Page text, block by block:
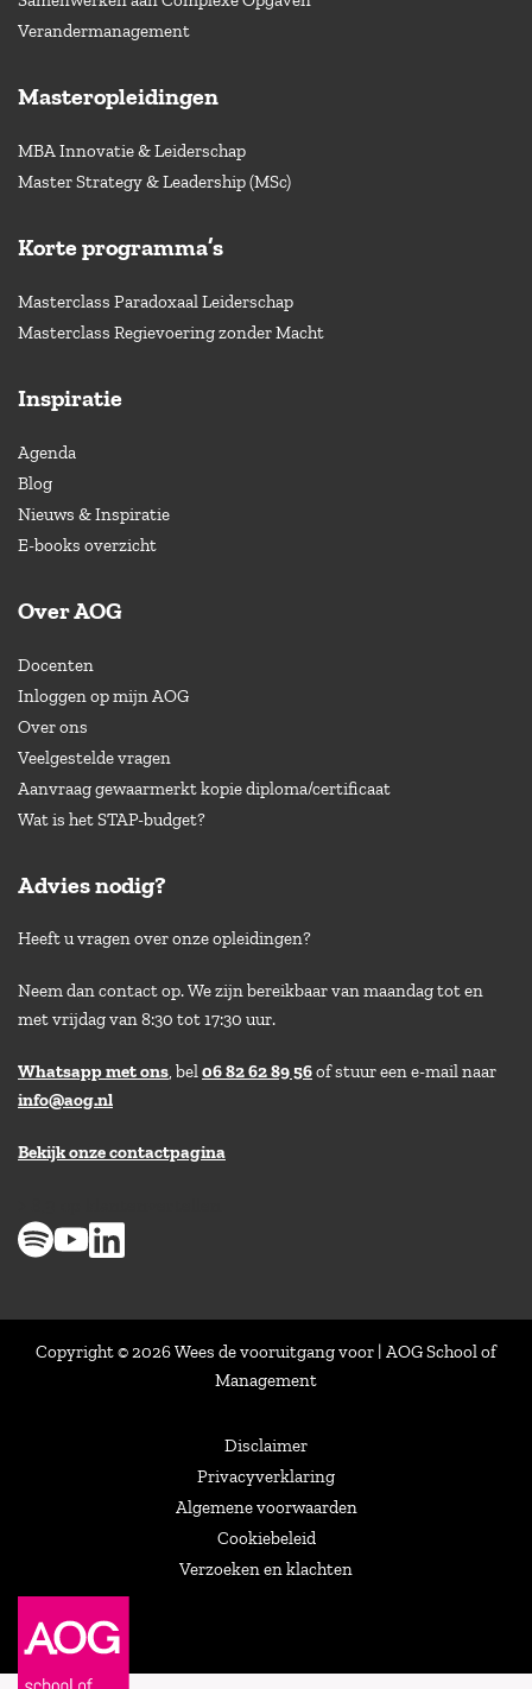
Verandermanagement
Masteropleidingen
MBA Innovatie & Leiderschap
Master Strategy & Leadership (MSc)
Korte programma’s
Masterclass Paradoxaal Leiderschap
Masterclass Regievoering zonder Macht
Inspiratie
Agenda
Blog
Nieuws & Inspiratie
E-books overzicht
Over AOG
Docenten
Inloggen op mijn AOG
Over ons
Veelgestelde vragen
Aanvraag gewaarmerkt kopie diploma/certificaat
Wat is het STAP-budget?
Advies nodig?
Heeft u vragen over onze opleidingen?
Neem dan contact op. We zijn bereikbaar van maandag tot en
met vrijdag van 8:30 tot 17:30 uur.
Whatsapp met ons, bel06 82 62 89 56of stuur een e-mail naar
info@aog.nl
Bekijk onze contactpagina
Copyright © 2026 Wees de vooruitgang voor | AOG School of
Management
Disclaimer
Privacyverklaring
Algemene voorwaarden
Cookiebeleid
Verzoeken en klachten